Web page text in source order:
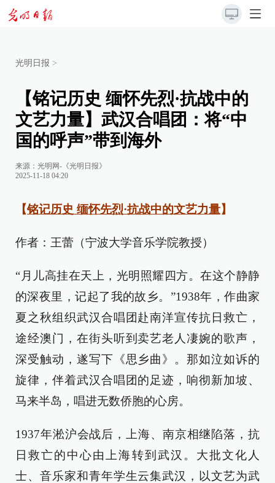
光明日报 >
【铭记历史 缅怀先烈·抗战中的
文艺力量】武汉合唱团：将“中
国的呼声”带到海外
来源： 光明网-《光明日报》
2025-11-18 04:20
【铭记历史 缅怀先烈·抗战中的文艺力量】
作者：王蕾（宁波大学音乐学院教授）
“月儿高挂在天上，光明照耀四方。在这个静静
的深夜里，记起了我的故乡。”1938年，作曲家
夏之秋组织武汉合唱团赴南洋宣传抗日救亡，
途经澳门，在街头听到卖艺老人凄婉的歌声，
深受触动，遂写下《思乡曲》。那如泣如诉的
旋律，伴着武汉合唱团的足迹，响彻新加坡、
马来半岛，唱进无数侨胞的心房。
1937年淞沪会战后，上海、南京相继陷落，抗
日救亡的中心由上海转到武汉。大批文化人
士、音乐家和青年学生云集武汉，以文艺为武